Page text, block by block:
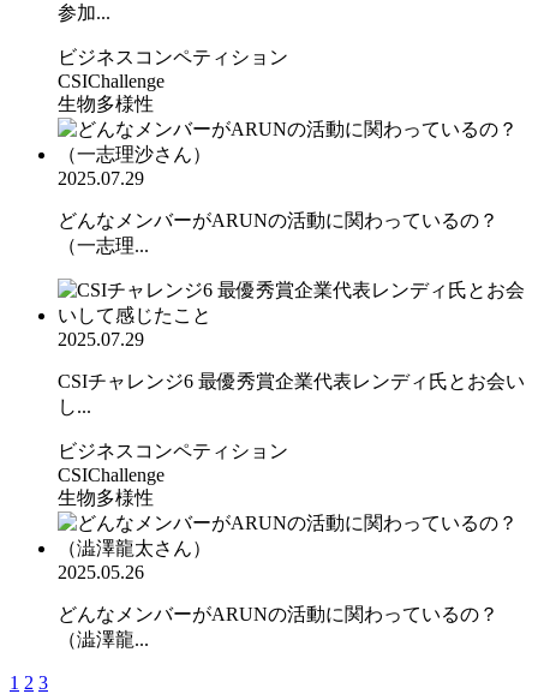
参加...
ビジネスコンペティション
CSIChallenge
生物多様性
2025.07.29
どんなメンバーがARUNの活動に関わっているの？
（一志理...
2025.07.29
CSIチャレンジ6 最優秀賞企業代表レンディ氏とお会い
し...
ビジネスコンペティション
CSIChallenge
生物多様性
2025.05.26
どんなメンバーがARUNの活動に関わっているの？
（澁澤龍...
1 2 3